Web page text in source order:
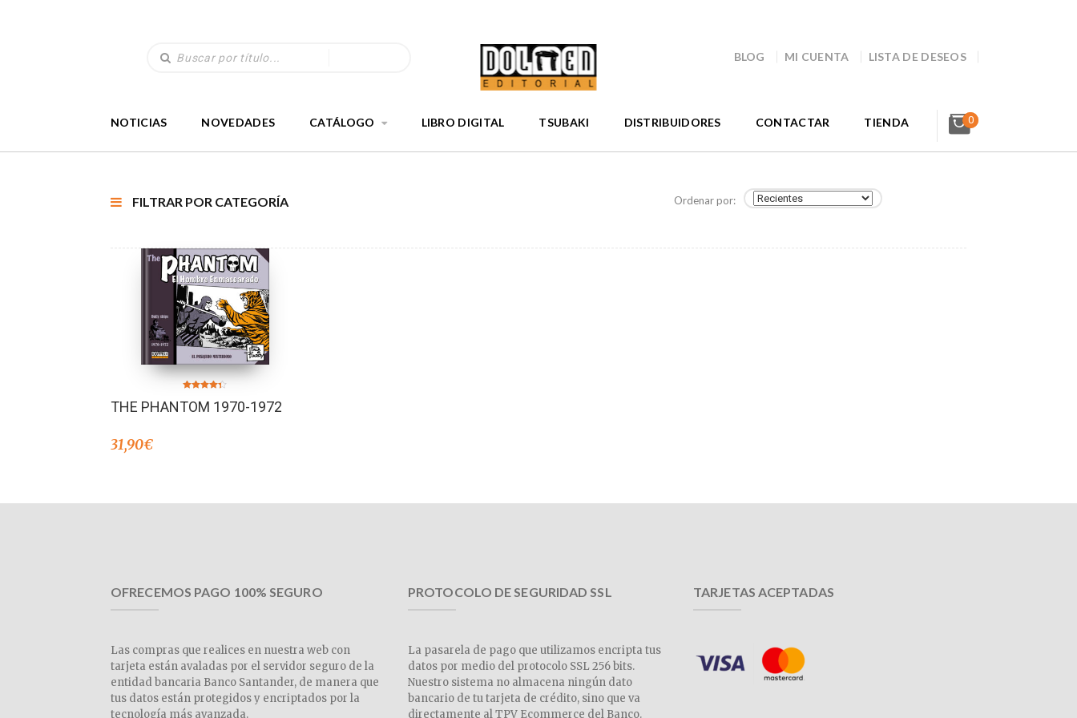
BLOG MI CUENTA LISTA DE DESEOS
NOTICIAS NOVEDADES CATÁLOGO LIBRO DIGITAL TSUBAKI DISTRIBUIDORES CONTACTAR TIENDA 0
FILTRAR POR CATEGORÍA Ordenar por:
4.33
de 5
THE PHANTOM 1970-1972
31,90€
OFRECEMOS PAGO 100% SEGURO
Las compras que realices en nuestra web con
tarjeta están avaladas por el servidor seguro de la
entidad bancaria Banco Santander, de manera que
tus datos están protegidos y encriptados por la
tecnología más avanzada.
PROTOCOLO DE SEGURIDAD SSL
La pasarela de pago que utilizamos encripta tus
datos por medio del protocolo SSL 256 bits.
Nuestro sistema no almacena ningún dato
bancario de tu tarjeta de crédito, sino que va
directamente al TPV Ecommerce del Banco.
TARJETAS ACEPTADAS